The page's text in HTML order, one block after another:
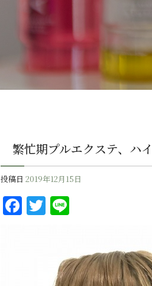
繁忙期プルエクステ、ハ
投稿日 2019年12月15日
F T
te